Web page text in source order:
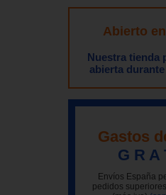
Abierto
Nuestra tienda
abierta
Gastos
G R A
Envíos España
pedidos